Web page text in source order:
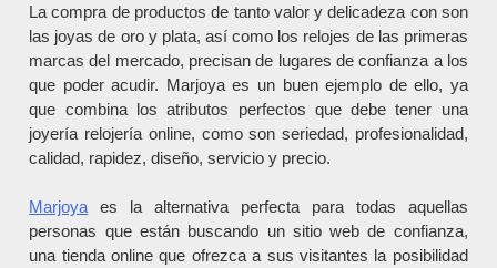
La compra de productos de tanto valor y delicadeza con son
las joyas de oro y plata, así como los relojes de las primeras
marcas del mercado, precisan de lugares de confianza a los
que poder acudir. Marjoya es un buen ejemplo de ello, ya
que combina los atributos perfectos que debe tener una
joyería relojería online, como son seriedad, profesionalidad,
calidad, rapidez, diseño, servicio y precio.
Marjoya es la alternativa perfecta para todas aquellas
personas que están buscando un sitio web de confianza,
una tienda online que ofrezca a sus visitantes la posibilidad